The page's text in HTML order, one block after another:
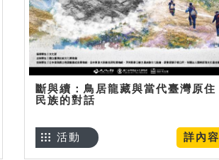
斷與續：鳥居龍藏與當代臺灣原住
民族的對話
詳內容
活動